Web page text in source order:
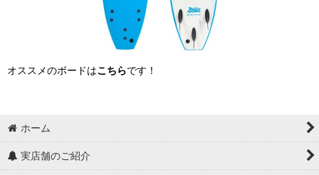
オススメのボードはこちらです！
ホーム
実店舗のご紹介